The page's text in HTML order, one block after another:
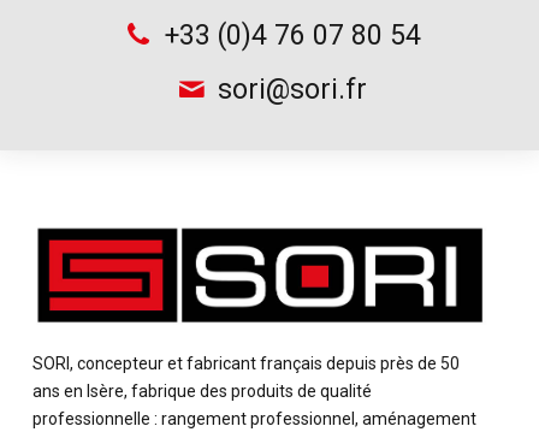
+33 (0)4 76 07 80 54
sori@sori.fr
SORI, concepteur et fabricant français depuis près de 50
ans en Isère, fabrique des produits de qualité
professionnelle : rangement professionnel, aménagement